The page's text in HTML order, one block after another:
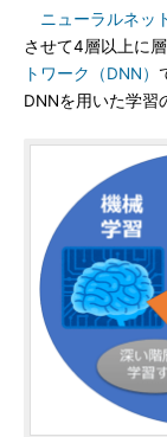
ニューラルネッ
させて4層以上に
トワーク（DNN）
DNNを用いた学習